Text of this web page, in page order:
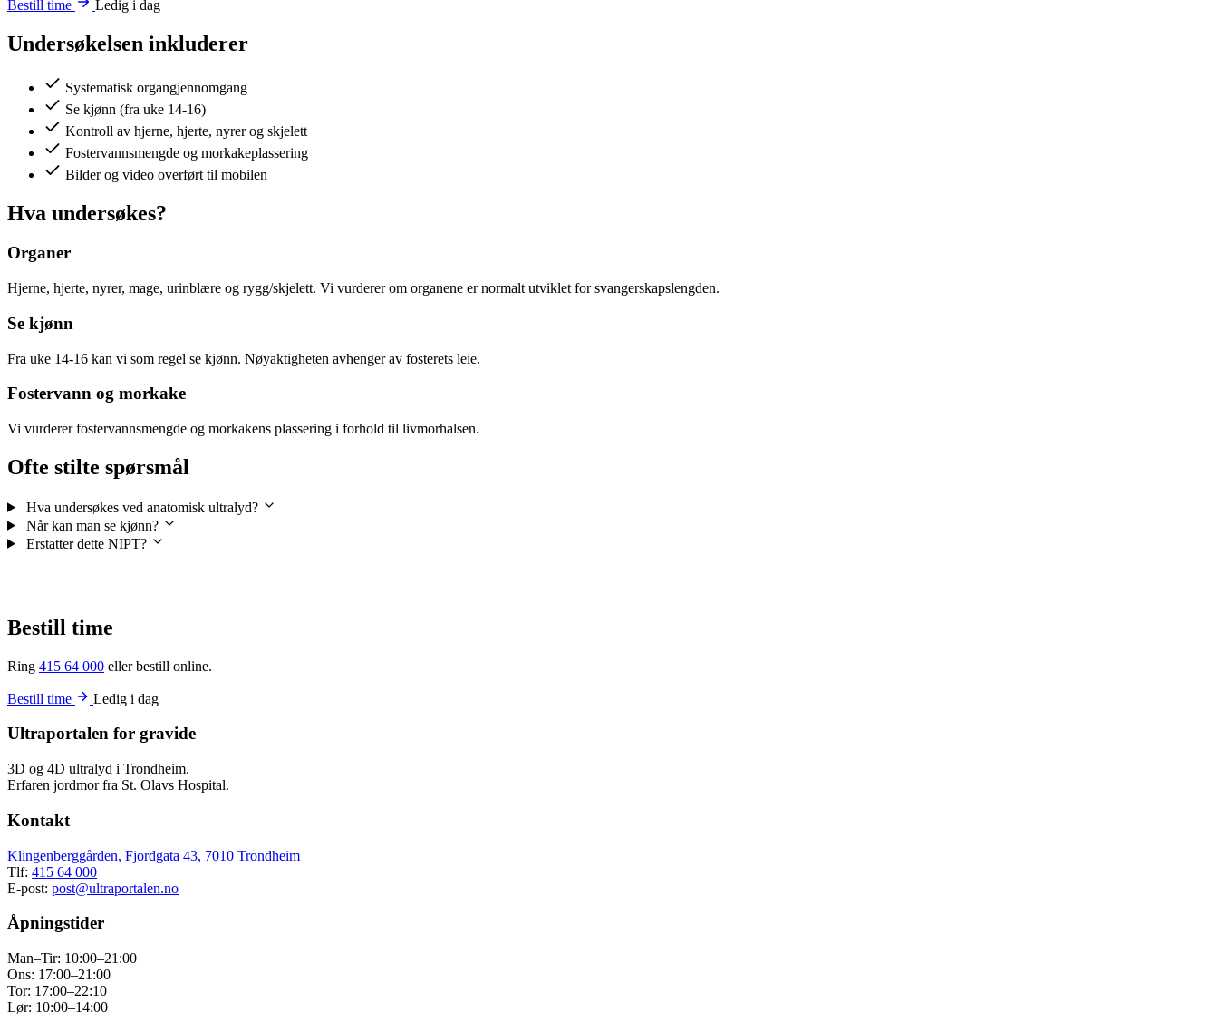
Bestill time
Ledig i dag
Undersøkelsen inkluderer
Systematisk organgjennomgang
Se kjønn (fra uke 14-16)
Kontroll av hjerne, hjerte, nyrer og skjelett
Fostervannsmengde og morkakeplassering
Bilder og video overført til mobilen
Hva undersøkes?
Organer
Hjerne, hjerte, nyrer, mage, urinblære og rygg/skjelett. Vi vurderer om organene er normalt utviklet for svangerskapslengden.
Se kjønn
Fra uke 14-16 kan vi som regel se kjønn. Nøyaktigheten avhenger av fosterets leie.
Fostervann og morkake
Vi vurderer fostervannsmengde og morkakens plassering i forhold til livmorhalsen.
Ofte stilte spørsmål
Hva undersøkes ved anatomisk ultralyd?
Når kan man se kjønn?
Erstatter dette NIPT?
Bestill time
Ring 415 64 000 eller bestill online.
Bestill time Ledig i dag
Ultraportalen for gravide
3D og 4D ultralyd i Trondheim.
Erfaren jordmor fra St. Olavs Hospital.
Kontakt
Klingenberggården, Fjordgata 43, 7010 Trondheim
Tlf: 415 64 000
E-post: post@ultraportalen.no
Åpningstider
Man–Tir: 10:00–21:00
Ons: 17:00–21:00
Tor: 17:00–22:10
Lør: 10:00–14:00